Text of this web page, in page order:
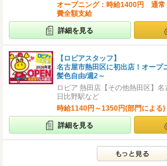
オープニング：時給1400円 通常
費全額支給
詳細を見る
【ロピアスタッフ】
名古屋市熱田区に初出店！オープ
髪色自由/週2～
ロピア 熱田店【その他熱田区】
日比野駅など
時給1140円～1350円(部門による)
詳細を見る